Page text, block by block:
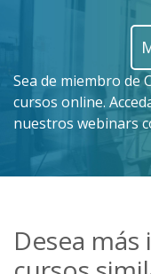
Sea de miembro de
cursos online.
nuestros webinars
Desea